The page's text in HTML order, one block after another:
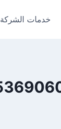
خدمات الشركة